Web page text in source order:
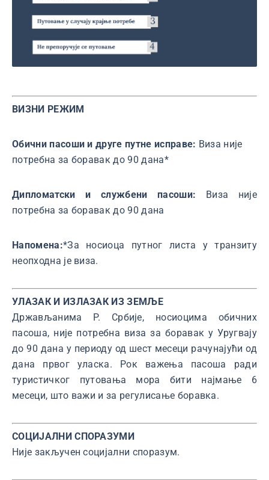
ВИЗНИ РЕЖИМ
Обични пасоши и друге путне исправе: Виза није
потребна за боравак до 90 дана*
Дипломатски и службени пасоши:
Виза није
потребна за боравак до 90 дана
Напомена:*За носиоца путног листа у транзиту
неопходна је виза.
УЛАЗАК И ИЗЛАЗАК ИЗ ЗЕМЉЕ
Држављанима Р. Србије, носиоцима обичних
пасоша, није потребна виза за боравак у Уругвају
до 90 дана у периоду од шест месеци рачунајући од
дана првог уласка. Рок важења пасоша ради
туристичког путовања мора бити најмање 6
месеци, што важи и за регулисање боравка.
СОЦИЈАЛНИ СПОРАЗУМИ
Није закључен социјални споразум.